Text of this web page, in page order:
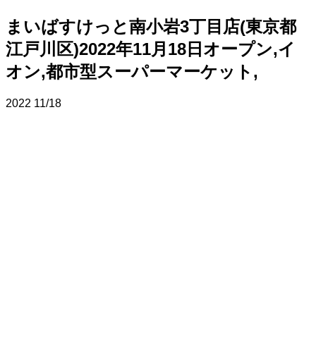
まいばすけっと南小岩3丁目店(東京都
江戸川区)2022年11月18日オープン,イ
オン,都市型スーパーマーケット,
2022 11/18